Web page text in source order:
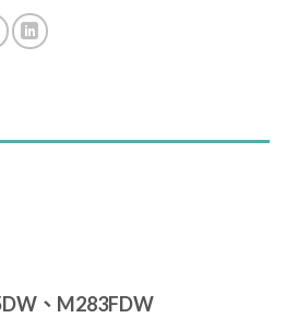
、M283FDW